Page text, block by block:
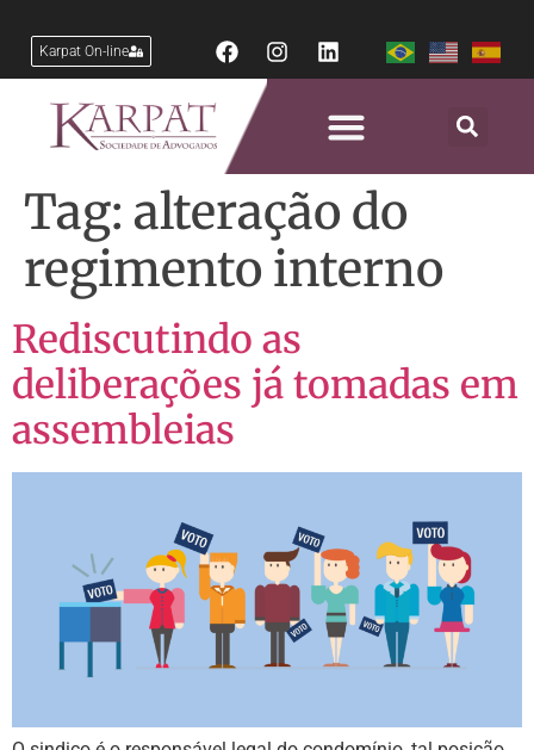
Karpat On-line
Tag: alteração do
regimento interno
Rediscutindo as
deliberações já tomadas em
assembleias